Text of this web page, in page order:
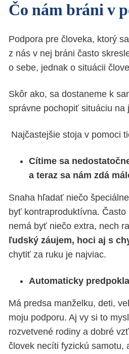
Čo nám bráni v
Podpora pre človeka, ktorý
z nás v nej bráni často
o sebe, jednak o situácii
Skôr ako, sa dostaneme k
správne pochopiť situáciu na
Najčastejšie stoja v pomoci
Cítime sa
a teraz sa nám zdá
Snaha hľadať niečo
byť kontraproduktívna.
nemá byť niečo extra, nech
ľudský záujem, hoci aj s
chytiť za ruku je najviac.
Automaticky
Má predsa manželku, deti,
moju podporu. Aj vy si to
rozvetvené rodiny a dobré
človek necíti fyzickú samotu,